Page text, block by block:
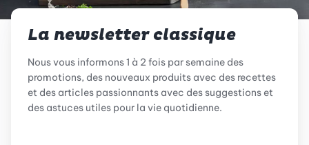
La newsletter classique
Nous vous informons 1 à 2 fois par semaine des
promotions, des nouveaux produits avec des recettes
et des articles passionnants avec des suggestions et
des astuces utiles pour la vie quotidienne.